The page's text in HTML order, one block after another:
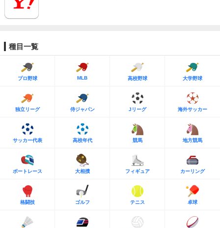
種目一覧
プロ野球 MLB 高校野球 大学野球
独立リーグ 侍ジャパン Jリーグ 海外サッカー
サッカー代表 高校年代 競馬 地方競馬
ボートレース 大相撲 フィギュア カーリング
格闘技 ゴルフ テニス 卓球